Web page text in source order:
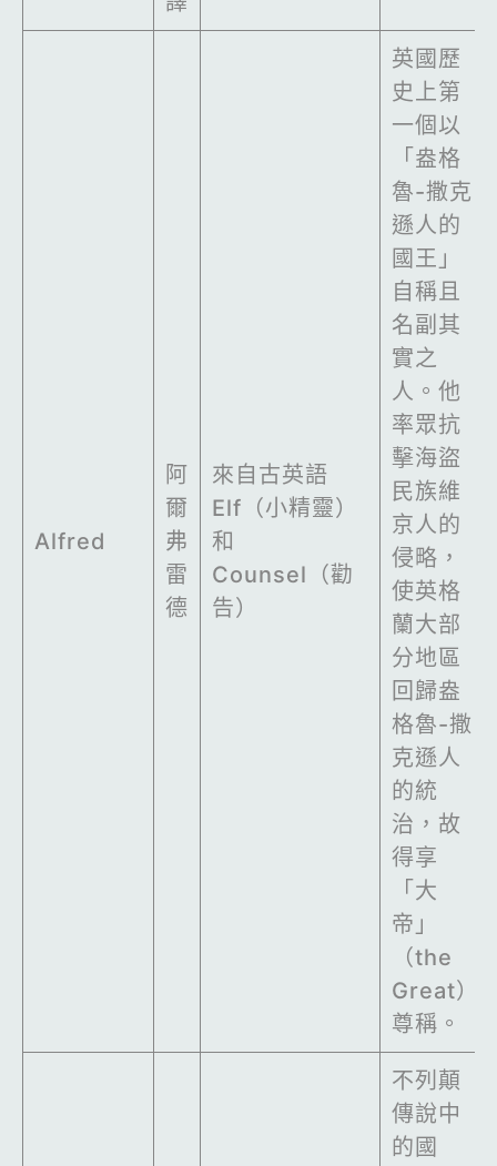
Alfred
阿
爾
弗
雷
德
來自古英語
Elf（小精靈）
和
Counsel（勸
告）
英國歷
史上第
一個以
「盎格
魯-撒克
遜人的
國王」
自稱且
名副其
實之
人。他
率眾抗
擊海盜
民族維
京人的
侵略，
使英格
蘭大部
分地區
回歸盎
格魯-撒
克遜人
的統
治，故
得享
「大
帝」
（the
Great）
尊稱。
不列顛
傳說中
的國